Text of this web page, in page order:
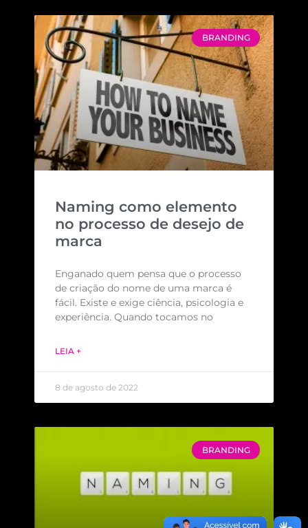
BRANDING
Naming como elemento
no processo de desejo de
marca
Enganado quem pensa que o processo
de criação do nome de uma marca é
fácil. Existe e exige ciência, psicologia e
experiência. Quando tocamos no
LEIA +
8 de agosto de 2022
BRANDING